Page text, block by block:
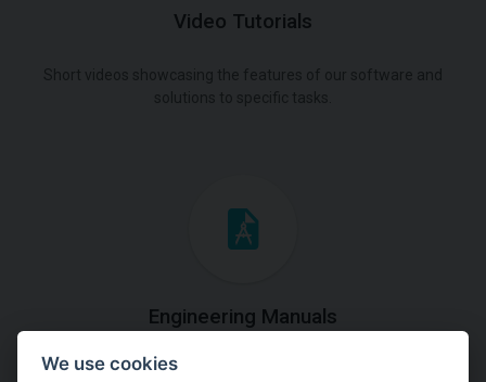
Video Tutorials
Engineering Manuals
Step by steps guides on how
We use cookies